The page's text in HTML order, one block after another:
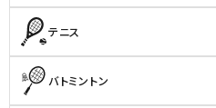
テニス
バトミントン